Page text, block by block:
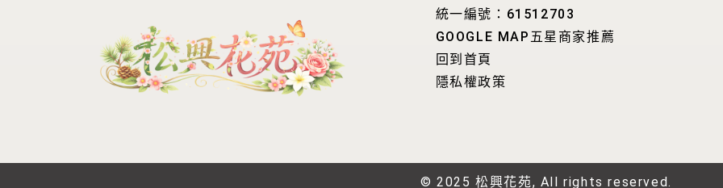
統一編號：61512703
GOOGLE MAP五星商家推薦
回到首頁
隱私權政策
© 2025 松興花苑, All rights reserved.